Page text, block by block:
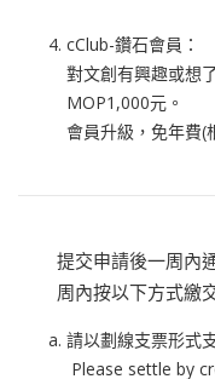
cClub-鑽石會員：
對文創有興趣或想
MOP1,000元。
會員升級，免年費(
提交申請後一周內
周內按以下方式繳
請以劃線支票形式
Please settle by